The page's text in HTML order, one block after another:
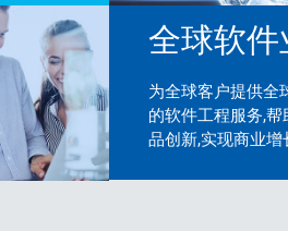
全球软件
为全球客户提供全
的软件工程服务,
品创新,实现商业增